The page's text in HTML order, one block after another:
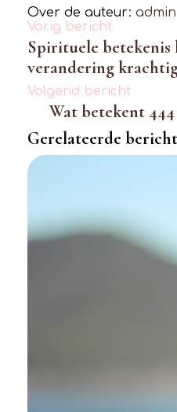
Over de auteur: admin
Vorig bericht
Spirituele
verandering
Volgend bericht
Wat betekent
Gerelateerde